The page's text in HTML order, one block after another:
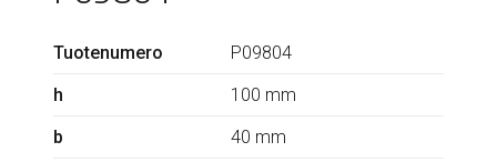
Tuotenumero
P09804
h
100 mm
b
40 mm